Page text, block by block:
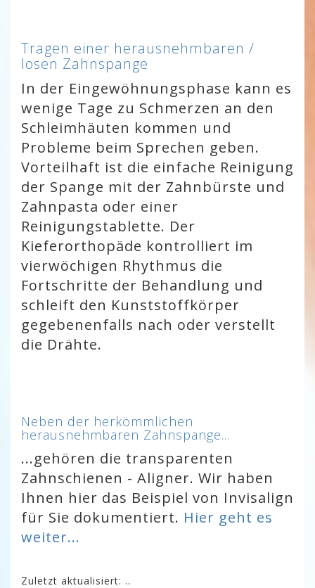
Tragen einer herausnehmbaren /
losen Zahnspange
In der Eingewöhnungsphase kann es
wenige Tage zu Schmerzen an den
Schleimhäuten kommen und
Probleme beim Sprechen geben.
Vorteilhaft ist die einfache Reinigung
der Spange mit der Zahnbürste und
Zahnpasta oder einer
Reinigungstablette. Der
Kieferorthopäde kontrolliert im
vierwöchigen Rhythmus die
Fortschritte der Behandlung und
schleift den Kunststoffkörper
gegebenenfalls nach oder verstellt
die Drähte.
Neben der herkömmlichen
herausnehmbaren Zahnspange...
...gehören die transparenten
Zahnschienen - Aligner. Wir haben
Ihnen hier das Beispiel von Invisalign
für Sie dokumentiert. Hier geht es
weiter...
Zuletzt aktualisiert: ..